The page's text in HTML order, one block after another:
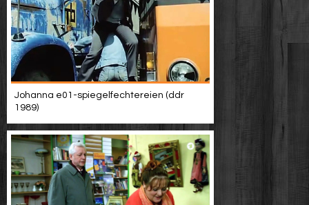
Johanna e01-spiegelfechtereien (ddr
1989)